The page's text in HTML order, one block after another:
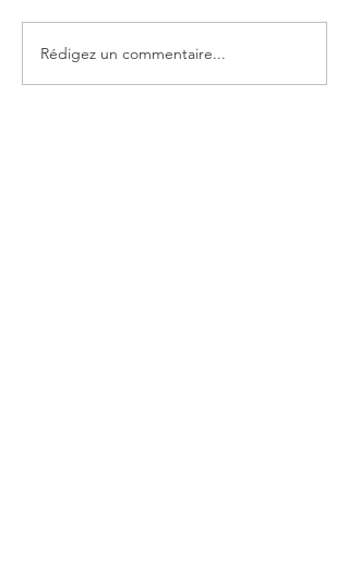
Rédigez un commentaire...